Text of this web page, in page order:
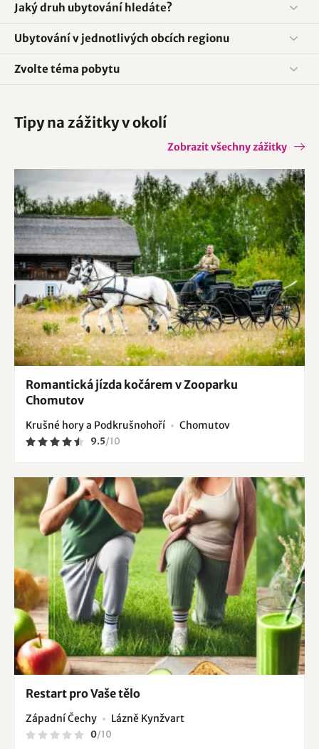
Jaký druh ubytování hledáte?
Ubytování v jednotlivých obcích regionu
Zvolte téma pobytu
Tipy na zážitky v okolí
Zobrazit všechny zážitky
Romantická jízda kočárem v Zooparku
Chomutov
Krušné hory a Podkrušnohoří Chomutov
9.5/10
Restart pro Vaše tělo
Západní Čechy Lázně Kynžvart
0/10